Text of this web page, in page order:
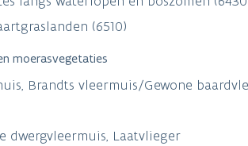
(6510)
moerasvegetaties
Brandts vleermuis/Gewone
dwergvleermuis, Laatvlieger